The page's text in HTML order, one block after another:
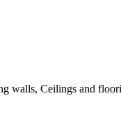
walls, Ceilings and